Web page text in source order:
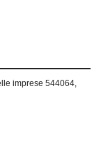
imprese 544064,